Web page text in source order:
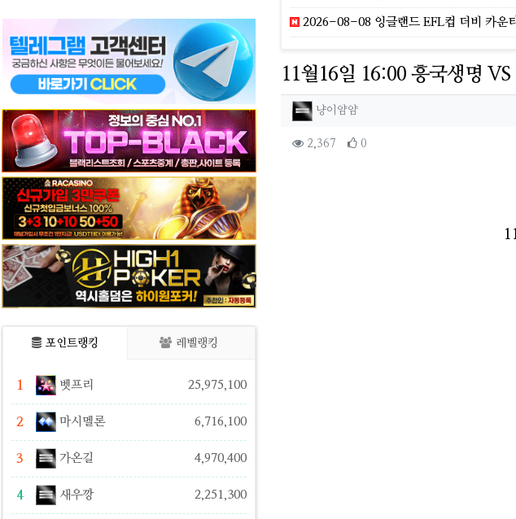
포인트랭킹 레벨랭킹
1 벳프리 25,975,100
2 마시멜론 6,716,100
3 가온길 4,970,400
4 새우깡 2,251,300
2026-08-08 잉글랜드 EFL컵 더비 카운티 링컨시티 해외
11월16일 16:00 흥국생명 VS
작성자 정보
냥이얌얌작성
컨텐츠 정보
2,367조회 0추천